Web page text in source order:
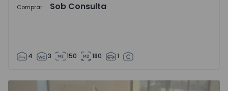
Comprar Sob Consulta
4 3 150 180 1
Moradia T3 Sintra, Albarraque - 347769 - 1